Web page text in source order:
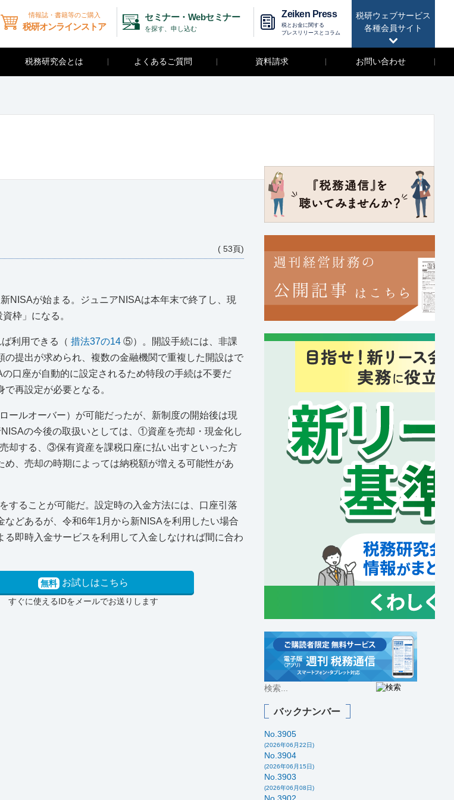
税研ウェブサービス
各種会員サイト
情報誌・書籍等のご購入
税研オンラインストア
セミナー・Webセミナー
を探す、申し込む
Zeiken Press
税とお金に関する
プレスリリースとコラム
税務研究会とは よくあるご質問 資料請求 お問い合わせ
( 53頁)
NISAが始まる。ジュニアNISAは本年末で終了し、現
枠」になる。
ば利用できる（措法37の14 ⑤）。開設手続には、非課
提出が求められ、複数の金融機関で重複した開設はで
口座が自動的に設定されるため特段の手続は不要だ
再設定が必要となる。
ールオーバー）が可能だったが、新制度の開始後は現
NISAの今後の取扱いとしては、①資産を売却・現金化し
却する、③保有資産を課税口座に払い出すといった方
、売却の時期によっては納税額が増える可能性があ
することが可能だ。設定時の入金方法には、口座引落
どあるが、令和6年1月から新NISAを利用したい場合
即時入金サービスを利用して入金しなければ間に合わ
無料 お試しはこちら
すぐに使えるIDをメールでお送りします
バックナンバー
No.3905
(2026年06月22日)
No.3904
(2026年06月15日)
No.3903
(2026年06月08日)